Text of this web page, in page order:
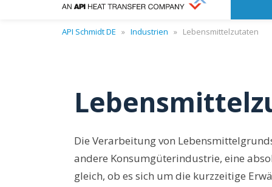
API Schmidt DE » Industrien » Lebensmittelzutaten
Die Verarbeitung von
andere Konsumgüterindustrie, eine
gleich, ob es sich um die kurzzeitige